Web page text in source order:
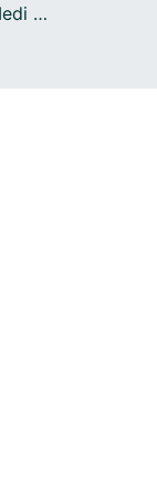
el DD
Biologia, Sanitat i Medi Ambient